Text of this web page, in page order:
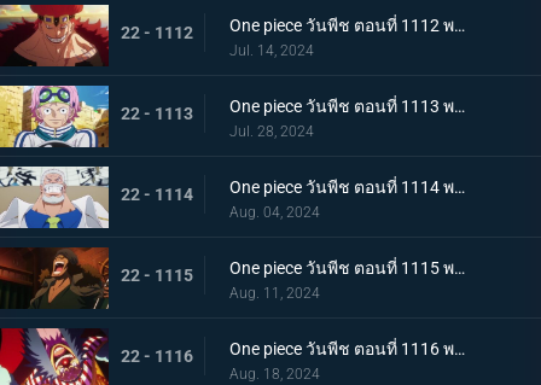
22 - 1112 One piece วันพีช ตอนที่ 1112 พากย์ไทย ปะทะ! แชงค์ส vs ยูสทัส คิด
Jul. 14, 2024
22 - 1113 One piece วันพีช ตอนที่ 1113 พากย์ไทย วิ่งสิโคบี้! กลยุทธ์การหลบหนีที่สิ้นหวัง!
Jul. 28, 2024
22 - 1114 One piece วันพีช ตอนที่ 1114 พากย์ไทย เพื่อลูกศิษย์ที่รัก - หมัดของรองพลเรือเอกการ์ป!
Aug. 04, 2024
22 - 1115 One piece วันพีช ตอนที่ 1115 พากย์ไทย กองทัพเรืออึ้ง! อดีตพลเรือเอกกองบัญชาการกองทัพเรือ คุซัน
Aug. 11, 2024
22 - 1116 One piece วันพีช ตอนที่ 1116 พากย์ไทย ไปรับมันกันเถอะ! คำประกาศใหญ่ของ Buggy
Aug. 18, 2024